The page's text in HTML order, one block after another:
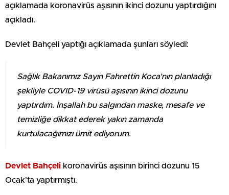
açıklamada koronavirüs aşısının ikinci dozunu yaptırdığını
açıkladı.
Devlet Bahçeli yaptığı açıklamada şunları söyledi:
Sağlık Bakanımız Sayın Fahrettin Koca’nın planladığı
şekliyle COVID-19 virüsü aşısının ikinci dozunu
yaptırdım. İnşallah bu salgından maske, mesafe ve
temizliğe dikkat ederek yakın zamanda
kurtulacağımızı ümit ediyorum.
Devlet Bahçeli koronavirüs aşısının birinci dozunu 15
Ocak’ta yaptırmıştı.